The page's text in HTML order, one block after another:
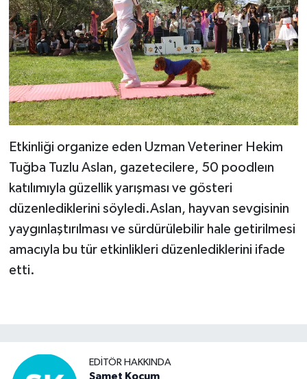
Etkinliği organize eden Uzman Veteriner Hekim
Tuğba Tuzlu Aslan, gazetecilere, 50 poodleın
katılımıyla güzellik yarışması ve gösteri
düzenlediklerini söyledi.Aslan, hayvan sevgisinin
yaygınlaştırılması ve sürdürülebilir hale getirilmesi
amacıyla bu tür etkinlikleri düzenlediklerini ifade
etti.
EDITÖR HAKKINDA
Samet Koçum